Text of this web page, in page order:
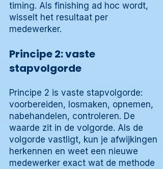
timing. Als finishing ad hoc wordt,
wisselt het resultaat per
medewerker.
Principe 2: vaste
stapvolgorde
Principe 2 is vaste stapvolgorde:
voorbereiden, losmaken, opnemen,
nabehandelen, controleren. De
waarde zit in de volgorde. Als de
volgorde vastligt, kun je afwijkingen
herkennen en weet een nieuwe
medewerker exact wat de methode